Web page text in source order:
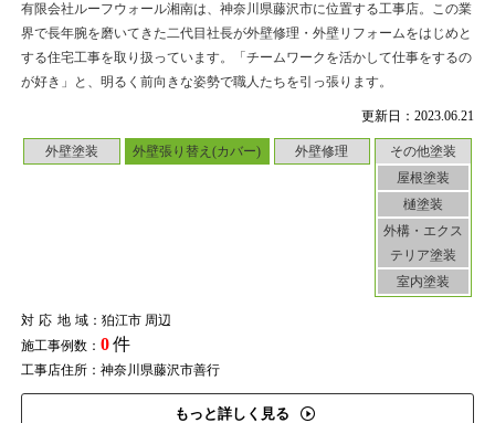
更新日：2023.06.21
外壁塗装 外壁張り替え(カバー) 外壁修理
その他塗装
屋根塗装
樋塗装
外構・エクス
テリア塗装
室内塗装
対応地域：狛江市 周辺
施工事例数： 0件
工事店住所：神奈川県藤沢市善行
もっと詳しく見る
有限会社ルーフウォール湘南は、神奈川県藤沢市に位置する工事店。この業
界で長年腕を磨いてきた二代目社長が外壁修理・外壁リフォームをはじめと
する住宅工事を取り扱っています。「チームワークを活かして仕事をするの
が好き」と、明るく前向きな姿勢で職人たちを引っ張ります。